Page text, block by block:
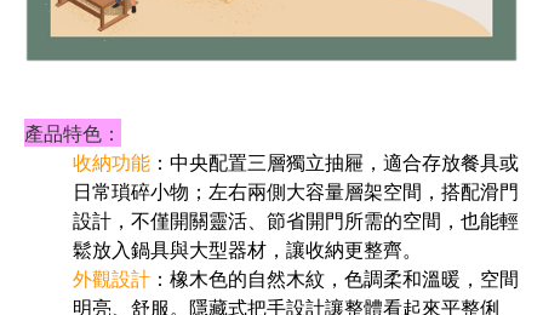
產品特色：
收納功能 ：中央配置三層獨立抽屜，適合存放餐具或
日常瑣碎小物；左右兩側大容量層架空間，搭配滑門
設計，不僅開關靈活、節省開門所需的空間，也能輕
鬆放入鍋具與大型器材，讓收納更整齊。
外觀設計 ：橡木色的自然木紋，色調柔和溫暖，空間
明亮、舒服。隱藏式把手設計讓整體看起來平整俐